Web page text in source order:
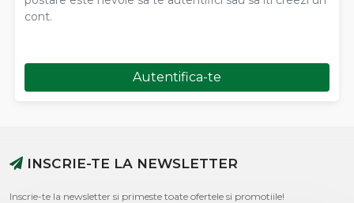
cont.
Autentifica-te
INSCRIE-TE LA NEWSLETTER
Inscrie-te la newsletter si primeste toate ofertele si promotiile!